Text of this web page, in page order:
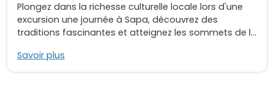
Plongez dans la richesse culturelle locale lors d'une
excursion une journée à Sapa, découvrez des
traditions fascinantes et atteignez les sommets de l...
Savoir plus